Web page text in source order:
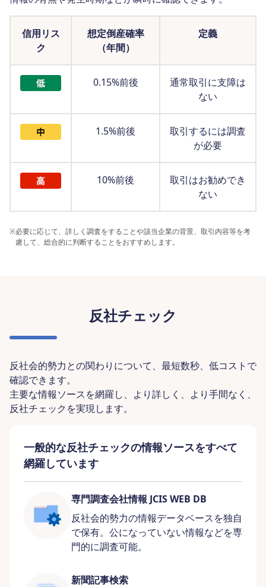
信用リス
ク
想定倒産確率
（年間）
定義
0.15%前後
通常取引に支障は
ない
1.5%前後
取引するには調査
が必要
10%前後
取引はお勧めでき
ない
※必要に応じて、詳しく調査をすることや該当企業の背景、取引内容等を考
慮して、総合的に判断することをおすすめします。
反社チェック
反社会的勢力との関わりについて、最短数秒、低コストで
確認できます。
主要な情報ソースを網羅し、より詳しく、より手間なく、
反社チェックを実現します。​
一般的な反社チェックの情報ソースをすべて
網羅しています
専門調査会社情報 JCIS WEB DB
反社会的勢力の情報データベースを独自
で保有。公になっていない情報などを専
門的に調査可能。
新聞記事検索